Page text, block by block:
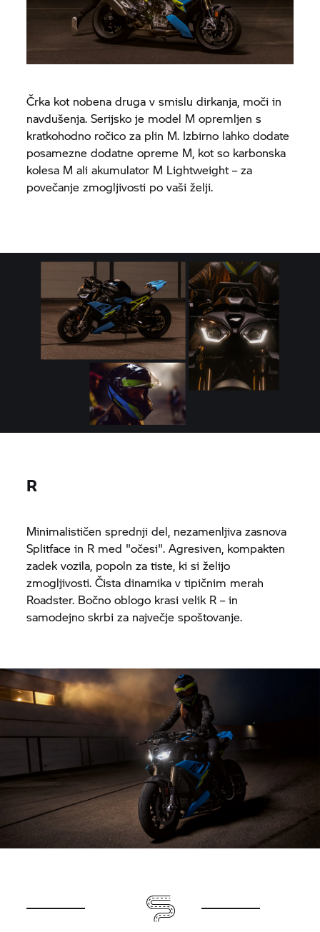
Črka kot nobena druga v smislu dirkanja, moči in
navdušenja. Serijsko je model M opremljen s
kratkohodno ročico za plin M. Izbirno lahko dodate
posamezne dodatne opreme M, kot so karbonska
kolesa M ali akumulator M Lightweight – za
povečanje zmogljivosti po vaši želji.
R
Minimalističen sprednji del, nezamenljiva zasnova
Splitface in R med "očesi". Agresiven, kompakten
zadek vozila, popoln za tiste, ki si želijo
zmogljivosti. Čista dinamika v tipičnim merah
Roadster. Bočno oblogo krasi velik R – in
samodejno skrbi za največje spoštovanje.